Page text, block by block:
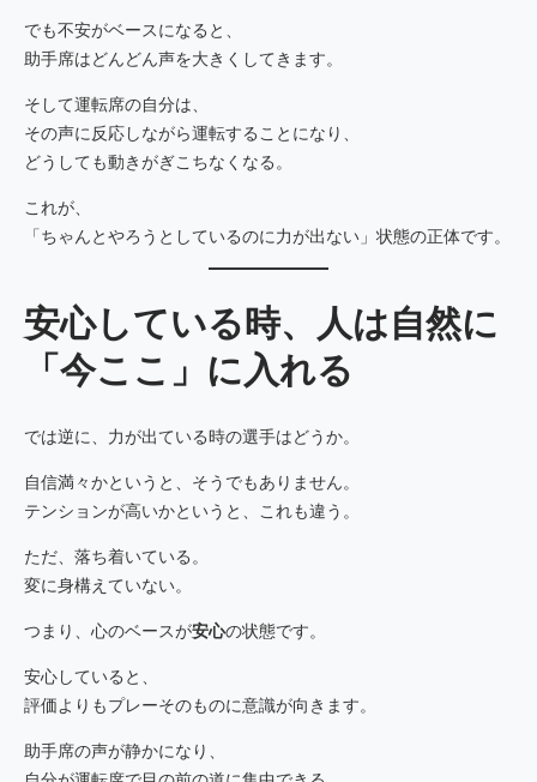
でも不安がベースになると、
助手席はどんどん声を大きくしてきます。
そして運転席の自分は、
その声に反応しながら運転することになり、
どうしても動きがぎこちなくなる。
これが、
「ちゃんとやろうとしているのに力が出ない」状態の正体です。
安心している時、人は自然に
「今ここ」に入れる
では逆に、力が出ている時の選手はどうか。
自信満々かというと、そうでもありません。
テンションが高いかというと、これも違う。
ただ、落ち着いている。
変に身構えていない。
つまり、心のベースが安心の状態です。
安心していると、
評価よりもプレーそのものに意識が向きます。
助手席の声が静かになり、